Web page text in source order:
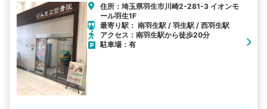
住所：埼玉県羽生市川崎2-281-3 イオンモ
ール羽生1F
最寄り駅： 南羽生駅 / 羽生駅 / 西羽生駅
アクセス：南羽生駅から徒歩20分
駐車場：有